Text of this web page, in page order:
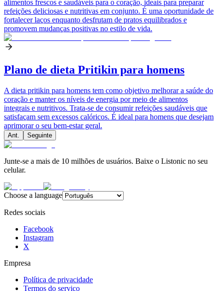
alimentos frescos e saudáveis para o coração, ideais para preparar
refeições deliciosas e nutritivas em conjunto. É uma oportunidade de
fortalecer laços enquanto desfrutam de pratos equilibrados e
promovem mudanças positivas no estilo de vida.
Plano de dieta Pritikin para homens
A dieta pritikin para homens tem como objetivo melhorar a saúde do
coração e manter os níveis de energia por meio de alimentos
integrais e nutritivos. Trata-se de consumir refeições saudáveis que
satisfaçam sem excessos calóricos. É ideal para homens que desejam
aprimorar o seu bem-estar geral.
Ant. Seguinte
Junte-se a mais de 10 milhões de usuários. Baixe o Listonic no seu
celular.
Choose a language
Redes sociais
Facebook
Instagram
X
Empresa
Política de privacidade
Termos do serviço